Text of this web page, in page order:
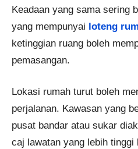
Keadaan yang sama sering
yang mempunyai loteng
ketinggian ruang boleh
pemasangan.
Lokasi rumah turut boleh
perjalanan. Kawasan yang
pusat bandar atau sukar
caj lawatan yang lebih tinggi